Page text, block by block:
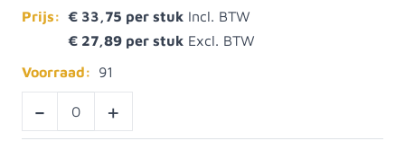
Prijs: € 33,75
€ 27,89
Voorraad:
91
- +